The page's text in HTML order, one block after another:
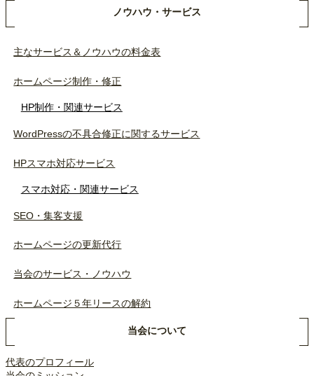
ノウハウ・サービス
主なサービス＆ノウハウの料金表
ホームページ制作・修正
HP制作・関連サービス
WordPressの不具合修正に関するサービス
HPスマホ対応サービス
スマホ対応・関連サービス
SEO・集客支援
ホームページの更新代行
当会のサービス・ノウハウ
ホームページ５年リースの解約
当会について
代表のプロフィール